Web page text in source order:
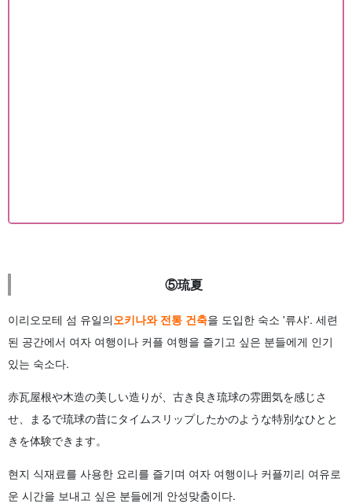
⑤琉夏
이리오모테 섬 유일의 오키나와 전통 건축을 도입한 숙소 '류샤'. 세련
된 공간에서 여자 여행이나 커플 여행을 즐기고 싶은 분들에게 인기
있는 숙소다.
赤瓦屋根や木造の美しい造りが、古き良き琉球の雰囲気を感じさ
せ、まるで琉球の昔にタイムスリップしたかのような特別なひとと
きを体験できます。
현지 식재료를 사용한 요리를 즐기며 여자 여행이나 커플끼리 여유로
운 시간을 보내고 싶은 분들에게 안성맞춤이다.